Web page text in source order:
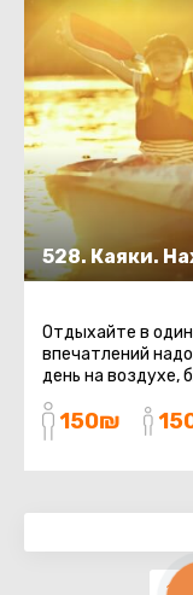
528. Каяки.
Отдыхайте в
впечатлений
день на воздухе,
150₪
1